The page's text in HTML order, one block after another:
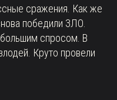
сражения. Как же
победили ЗЛО.
спросом. В
Круто провели